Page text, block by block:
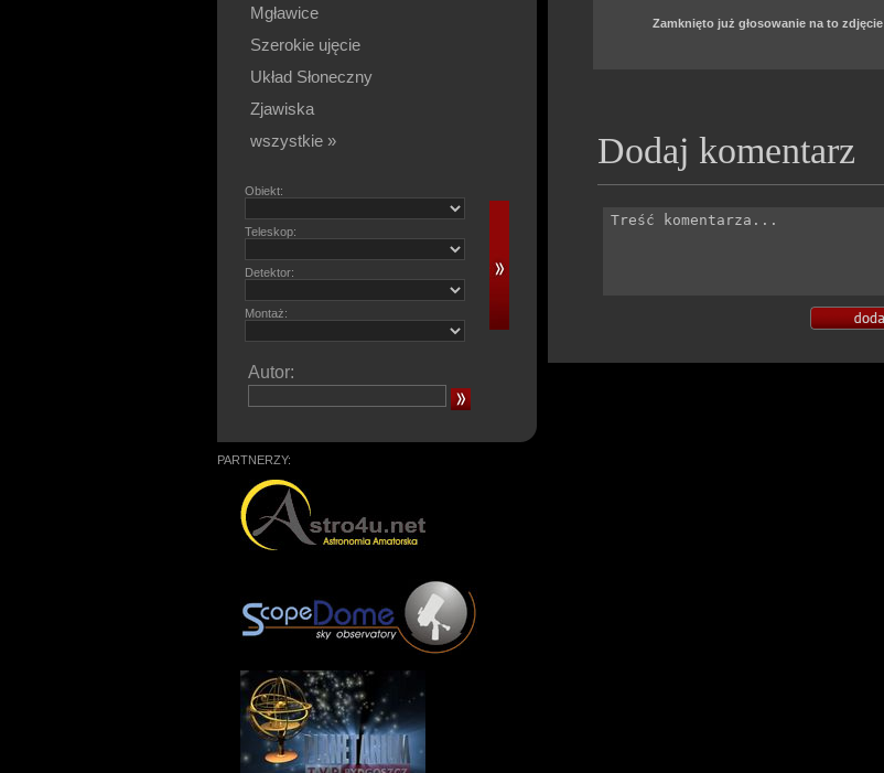
Mgławice
Szerokie ujęcie
Układ Słoneczny
Zjawiska
wszystkie »
Obiekt:
Teleskop:
Detektor:
Montaż:
Autor:
PARTNERZY:
Zamknięto już głosowanie na to zdjęcie
Dodaj komentarz